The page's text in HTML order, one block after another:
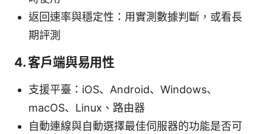
返回速率與穩定性：用實測數據判斷，或看長
期評測
4. 客戶端與易用性
支援平臺：iOS、Android、Windows、
macOS、Linux、路由器
自動連線與自動選擇最佳伺服器的功能是否可